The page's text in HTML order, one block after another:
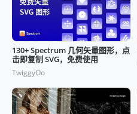
130+ Spectrum 几何矢量图形，点
击即复制 SVG，免费使用
TwiggyOo